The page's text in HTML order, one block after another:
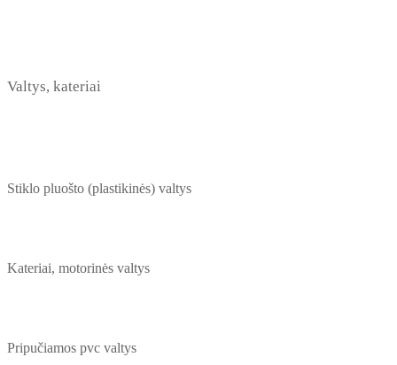
Valtys, kateriai
Stiklo pluošto (plastikinės) valtys
Kateriai, motorinės valtys
Pripučiamos pvc valtys